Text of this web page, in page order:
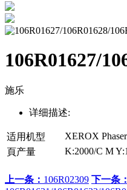
106R01627/
施乐
详细描述:
适用机型
XEROX
頁产量
K:2000/C M
上一条： 106R02309 下一条：